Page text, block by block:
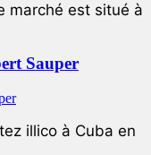
marché est situé à
Sauper
illico à Cuba en